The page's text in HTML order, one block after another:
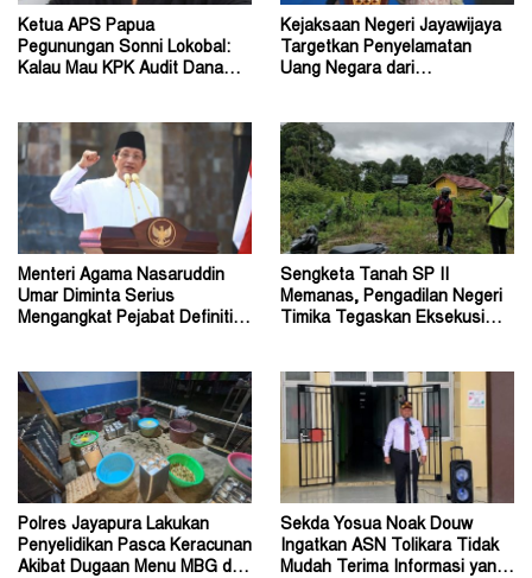
Ketua APS Papua
Pegunungan Sonni Lokobal:
Kalau Mau KPK Audit Dana
Kejaksaan Negeri Jayawijaya
Targetkan Penyelamatan
Uang Negara dari
Menteri Agama Nasaruddin
Umar Diminta Serius
Mengangkat Pejabat Definitif
Sengketa Tanah SP II
Memanas, Pengadilan Negeri
Timika Tegaskan Eksekusi
Polres Jayapura Lakukan
Penyelidikan Pasca Keracunan
Akibat Dugaan Menu MBG di
Sekda Yosua Noak Douw
Ingatkan ASN Tolikara Tidak
Mudah Terima Informasi yang